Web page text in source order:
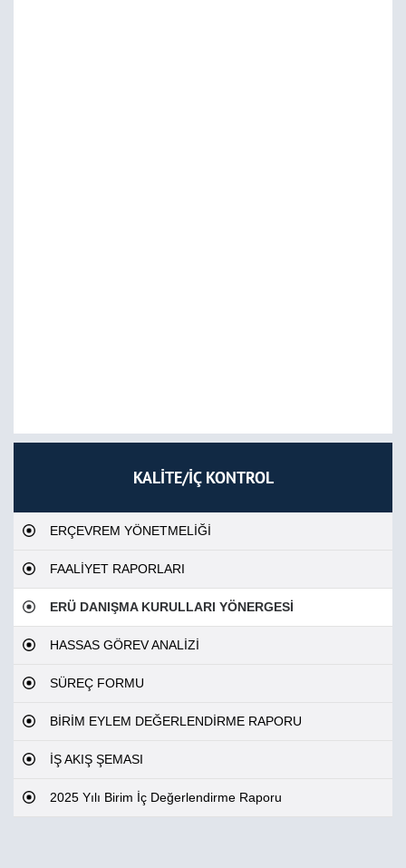
KALİTE/İÇ KONTROL
ERÇEVREM YÖNETMELİĞİ
FAALİYET RAPORLARI
ERÜ DANIŞMA KURULLARI YÖNERGESİ
HASSAS GÖREV ANALİZİ
SÜREÇ FORMU
BİRİM EYLEM DEĞERLENDİRME RAPORU
İŞ AKIŞ ŞEMASI
2025 Yılı Birim İç Değerlendirme Raporu